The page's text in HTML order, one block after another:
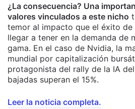
¿La consecuencia? Una
valores vinculados a este nicho
temor al impacto que el éxito de
llegar a tener en la demanda de
gama. En el caso de Nvidia, la
mundial por capitalización
protagonista del rally de la IA
bajadas superan el 15%.
Leer la noticia completa.